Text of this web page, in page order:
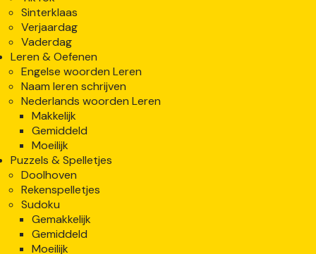
Sinterklaas
Verjaardag
Vaderdag
Leren & Oefenen
Engelse woorden Leren
Naam leren schrijven
Nederlands woorden Leren
Makkelijk
Gemiddeld
Moeilijk
Puzzels & Spelletjes
Doolhoven
Rekenspelletjes
Sudoku
Gemakkelijk
Gemiddeld
Moeilijk